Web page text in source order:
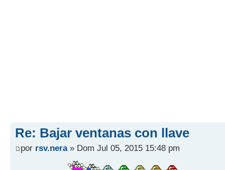
Re: Bajar ventanas con llave
por rsv.nera» Dom Jul 05, 2015 15:48 pm